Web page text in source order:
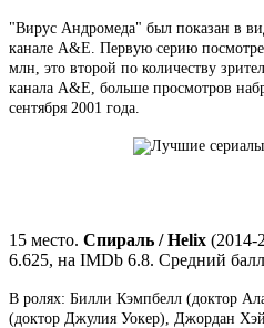
"Вирус Андромеда" был показан в
канале A&E. Первую серию
млн, это второй по количеству
канала A&E, больше просмотров
сентября 2001 года.
15 место. Спираль / Helix (2014-
6.625, на IMDb 6.8. Средний
В ролях: Билли Кэмпбелл (доктор
(доктор Джулия Уокер), Джордан